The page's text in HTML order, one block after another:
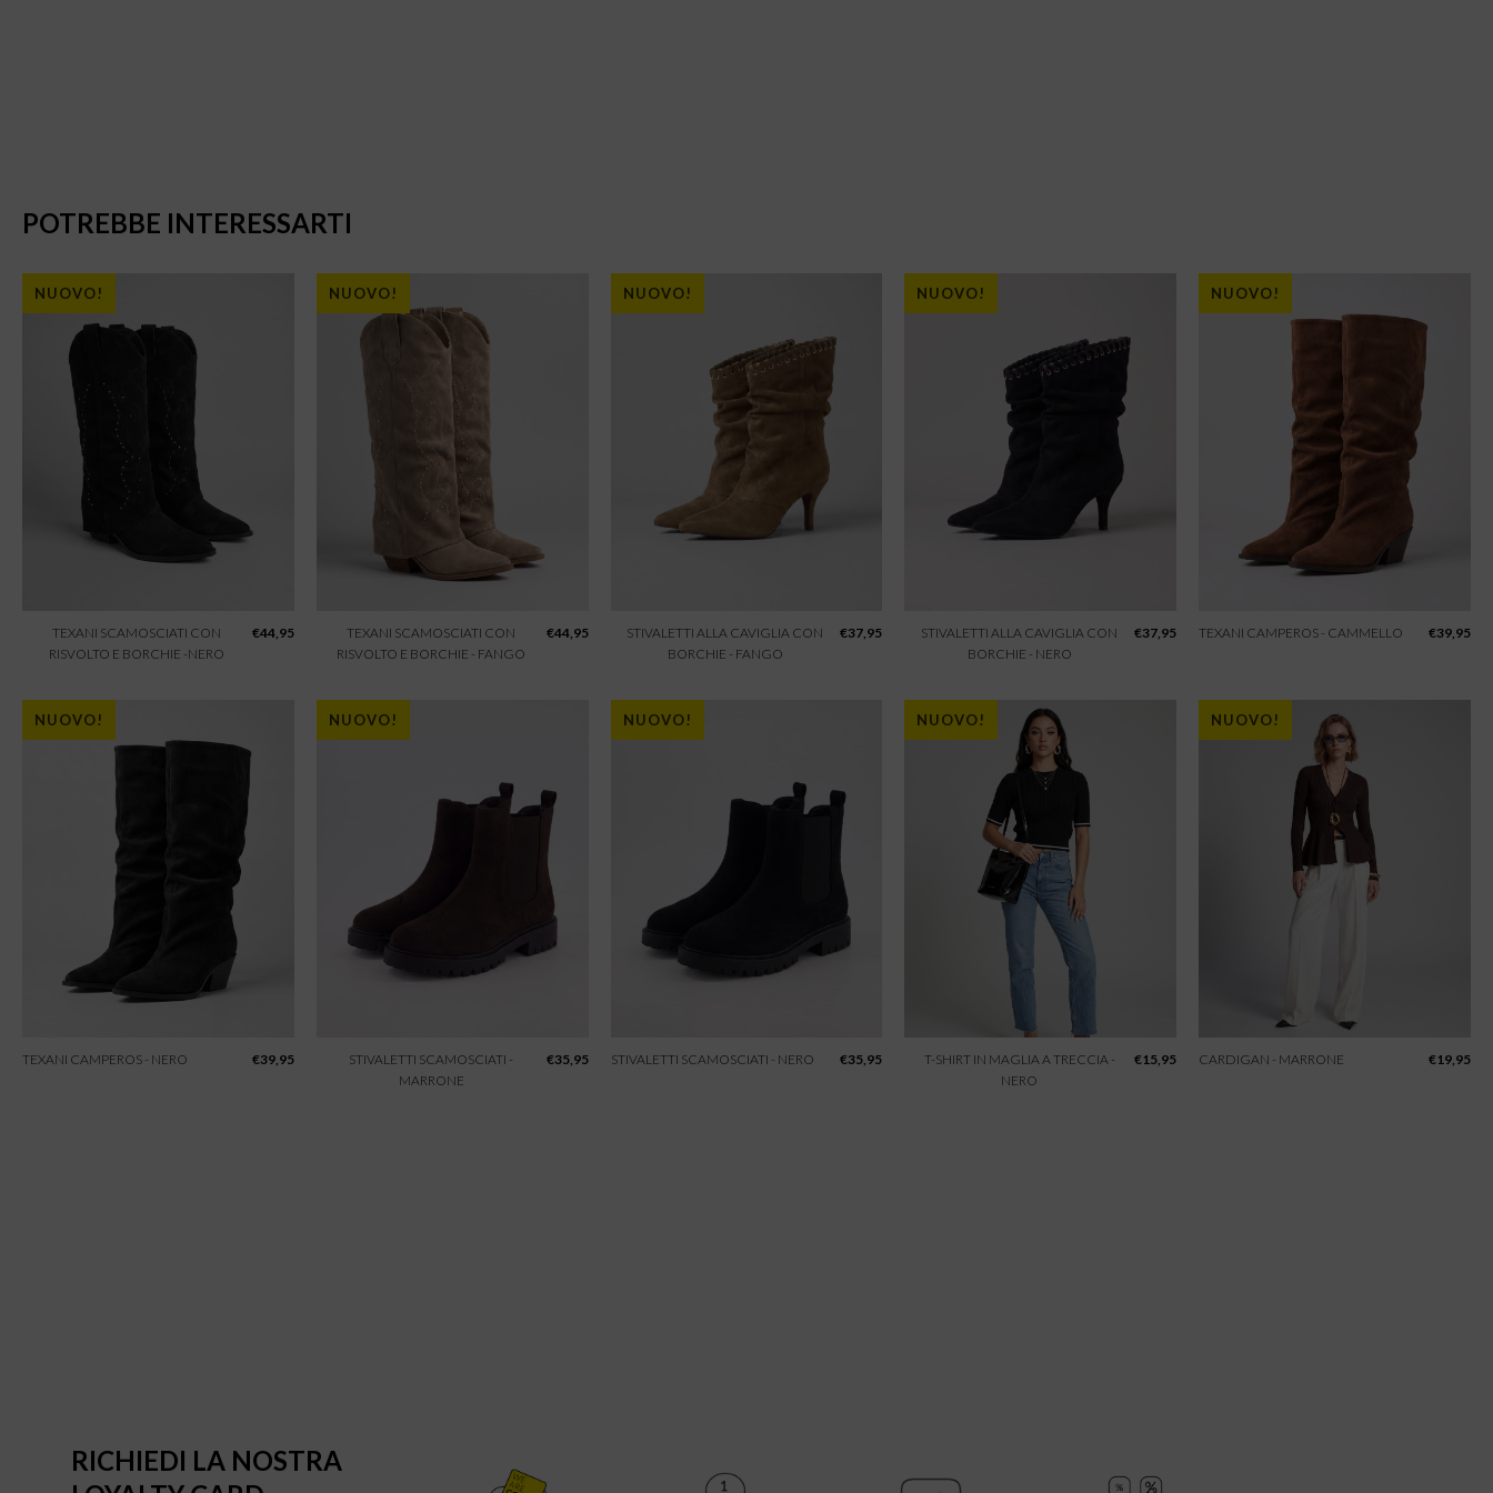
POTREBBE INTERESSARTI
NUOVO!
TEXANI SCAMOSCIATI CON
RISVOLTO E BORCHIE -NERO
€44,95
NUOVO!
TEXANI SCAMOSCIATI CON
RISVOLTO E BORCHIE - FANGO
€44,95
NUOVO!
STIVALETTI ALLA CAVIGLIA CON
BORCHIE - FANGO
€37,95
NUOVO!
STIVALETTI ALLA CAVIGLIA CON
BORCHIE - NERO
€37,95
NUOVO!
TEXANI CAMPEROS - CAMMELLO €39,95
NUOVO!
TEXANI CAMPEROS - NERO €39,95
NUOVO!
STIVALETTI SCAMOSCIATI -
MARRONE
€35,95
NUOVO!
STIVALETTI SCAMOSCIATI - NERO €35,95
NUOVO!
T-SHIRT IN MAGLIA A TRECCIA -
NERO
€15,95
NUOVO!
CARDIGAN - MARRONE €19,95
RICHIEDI LA NOSTRA